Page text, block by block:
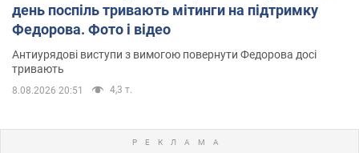
день поспіль тривають мітинги на підтримку
Федорова. Фото і відео
Антиурядові виступи з вимогою повернути Федорова досі
тривають
8.08.2026 20:51 4,3 т.